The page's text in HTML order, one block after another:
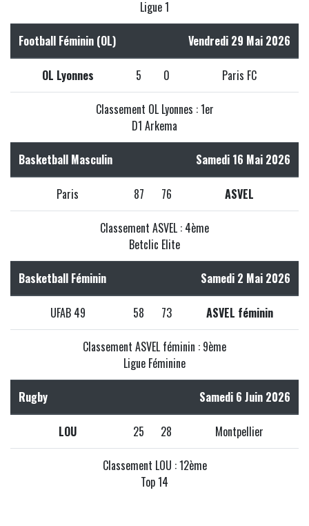
Ligue 1
Football Féminin (OL) Vendredi 29 Mai 2026
OL Lyonnes 5 0 Paris FC
Classement OL Lyonnes : 1er
D1 Arkema
Basketball Masculin Samedi 16 Mai 2026
Paris 87 76 ASVEL
Classement ASVEL : 4ème
Betclic Elite
Basketball Féminin Samedi 2 Mai 2026
UFAB 49 58 73 ASVEL féminin
Classement ASVEL féminin : 9ème
Ligue Féminine
Rugby Samedi 6 Juin 2026
LOU 25 28 Montpellier
Classement LOU : 12ème
Top 14